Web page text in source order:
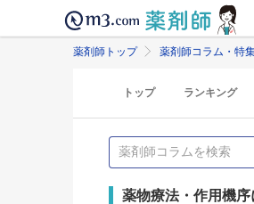
薬剤師トップ 薬剤師コラム・特
トップ ランキング
薬物療法・作用機